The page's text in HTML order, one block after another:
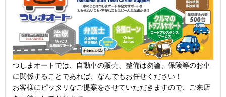
つしまオートでは、自動車の販売、整備は勿論、保険等のお車
に関係することであれば、なんでもお任せください！
お客様にピッタリなご提案をさせていただきますので、ご来店